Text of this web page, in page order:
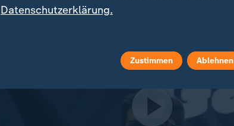
Datenschutzerklärung.
Zustimmen Ablehnen